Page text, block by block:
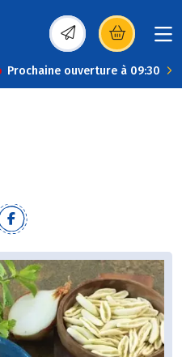
(s’ouvre dans une
Prochaine ouverture à 09:30